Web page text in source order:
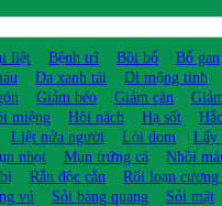
liệt Bệnh trĩ Bồi bổ Bổ gan
Da xanh tái Di mộng tinh
Giảm béo Giảm cân
miệng Hôi nách Hạ sốt
Liệt nửa người Lòi dom Lấy
nhọt Mụn trứng cá Nhồi
Rắn độc cắn Rối loạn
vú Sỏi bàng quang Sỏi mật